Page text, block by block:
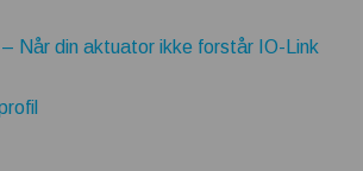
Når din aktuator ikke forstår IO-Link